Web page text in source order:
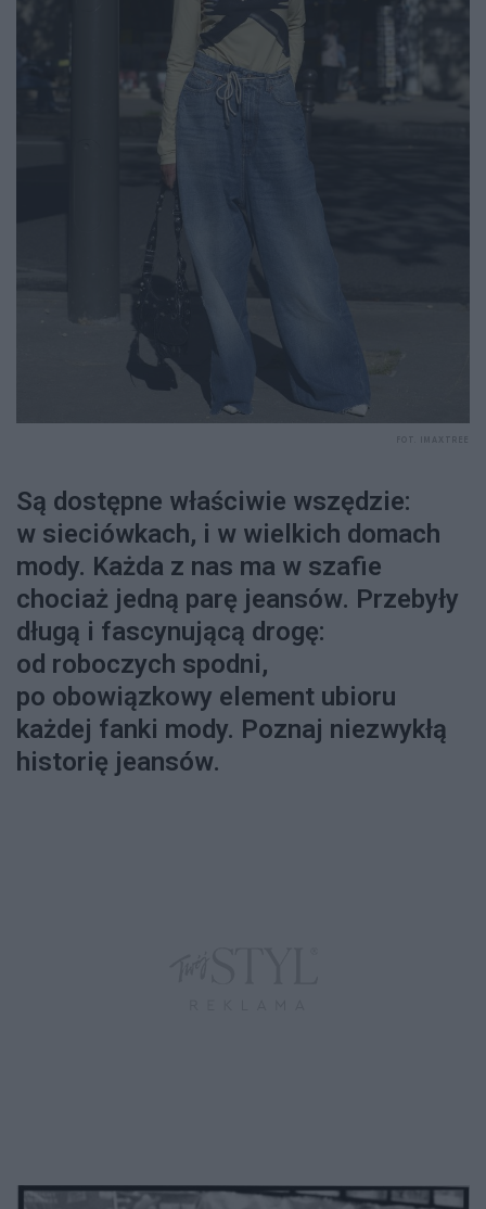
Są dostępne właściwie wszędzie:
w sieciówkach, i w wielkich domach
mody. Każda z nas ma w szafie
chociaż jedną parę jeansów. Przebyły
długą i fascynującą drogę:
od roboczych spodni,
po obowiązkowy element ubioru
każdej fanki mody. Poznaj niezwykłą
historię jeansów.